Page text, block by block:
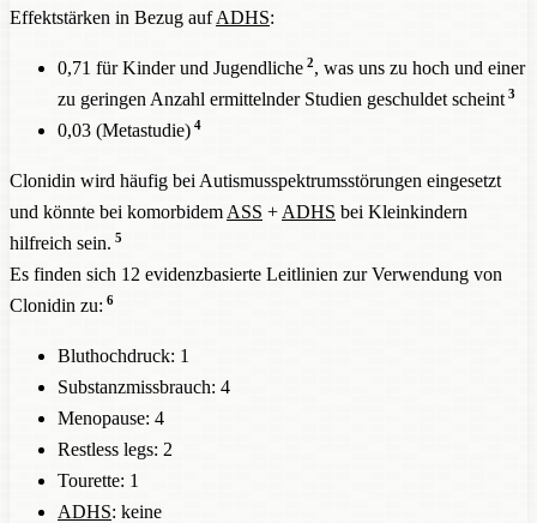
Effektstärken in Bezug aufADHS:
0,71 für Kinder und Jugendliche 2, was uns zu hoch und einer
zu geringen Anzahl ermittelnder Studien geschuldet scheint 3
0,03 (Metastudie) 4
Clonidin wird häufig bei Autismusspektrumsstörungen eingesetzt
und könnte bei komorbidem ASS + ADHS bei Kleinkindern
hilfreich sein. 5
Es finden sich 12 evidenzbasierte Leitlinien zur Verwendung von
Clonidin zu: 6
Bluthochdruck: 1
Substanzmissbrauch: 4
Menopause: 4
Restless legs: 2
Tourette: 1
ADHS: keine